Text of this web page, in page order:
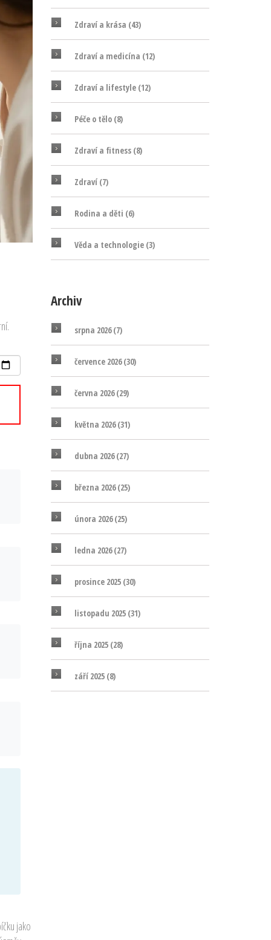
jako
Zdraví a krása (43)
Zdraví a medicína (12)
Zdraví a lifestyle (12)
Péče o tělo (8)
Zdraví a fitness (8)
Zdraví (7)
Rodina a děti (6)
Věda a technologie (3)
Archiv
srpna 2026(7)
července 2026(30)
června 2026(29)
května 2026(31)
dubna 2026(27)
března 2026(25)
února 2026(25)
ledna 2026(27)
prosince 2025 (30)
listopadu 2025 (31)
října 2025 (28)
září 2025 (8)